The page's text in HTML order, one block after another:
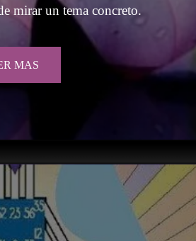
mirar un tema concreto.
MAS